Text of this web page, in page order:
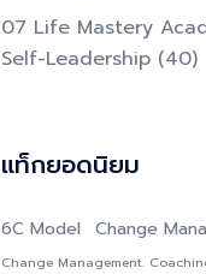
07 Life Mastery
Self-Leadership(40)
แท็กยอดนิยม
6C Model Change
Change Management.